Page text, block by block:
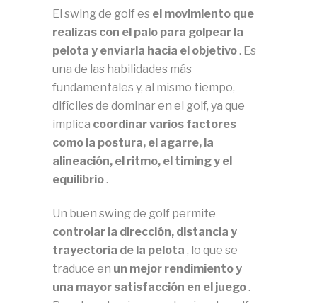
El swing de golf es el movimiento que
realizas con el palo para golpear la
pelota y enviarla hacia el objetivo. Es
una de las habilidades más
fundamentales y, al mismo tiempo,
difíciles de dominar en el golf, ya que
implica coordinar varios factores
como la postura, el agarre, la
alineación, el ritmo, el timing y el
equilibrio.
Un buen swing de golf permite
controlar la dirección, distancia y
trayectoria de la pelota , lo que se
traduce en un mejor rendimiento y
una mayor satisfacción en el juego.